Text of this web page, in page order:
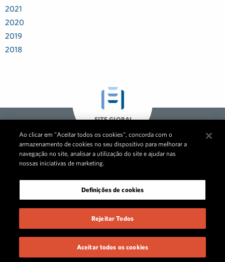
2021
2020
2019
2018
SITE GLOBAL
© 2026 FleishmanHillard
Portal de Privacidade
Política de Privacidade
Ao clicar em "Aceitar todos os cookies", concorda com o
armazenamento de cookies no seu dispositivo para melhorar a
navegação no site, analisar a utilização do site e ajudar nas
nossas iniciativas de marketing.
Definições de cookies
Rejeitar Todos
Aceitar todos os cookies